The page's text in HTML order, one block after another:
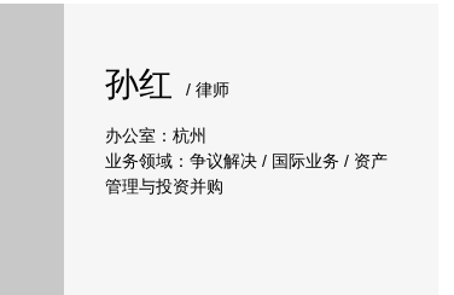
孙红 / 律师
办公室：杭州
业务领域：争议解决 / 国际业务 / 资产
管理与投资并购